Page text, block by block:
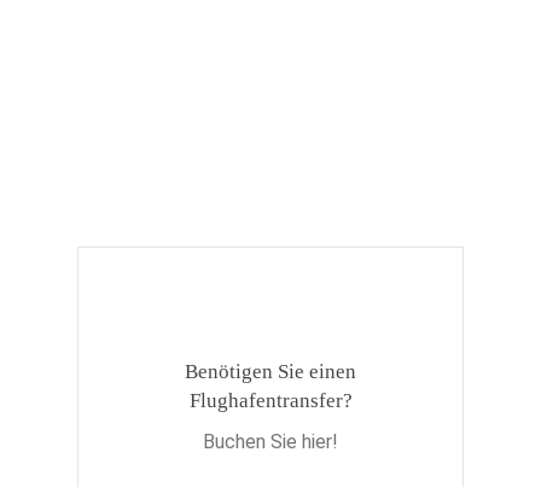
Benötigen Sie einen
Flughafentransfer?
Buchen Sie hier!